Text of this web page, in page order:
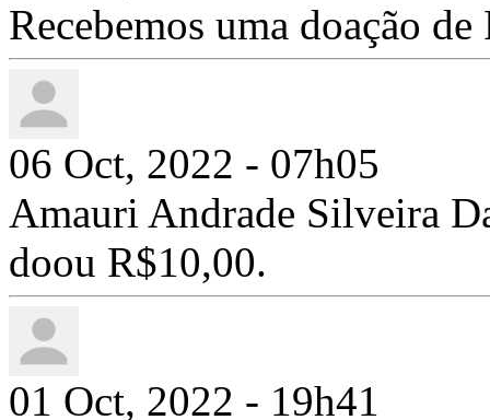
Recebemos uma doação
06 Oct, 2022 - 07h05
Amauri Andrade Silveira
doou R$10,00.
01 Oct, 2022 - 19h41